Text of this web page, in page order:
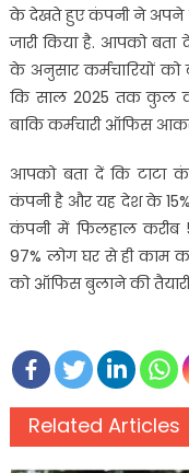
के देखते हुए कंपनी ने अपने
जारी किया है. आपको
के अनुसार कर्मचारियों
कि साल 2025 तक कुल
बाकि कर्मचारी ऑफिस
आपको बता दें कि टाटा
कंपनी है और यह देश के 15%
कंपनी में फिलहाल करीब
97% लोग घर से ही काम
को ऑफिस बुलाने की तैयारी
Related Articles